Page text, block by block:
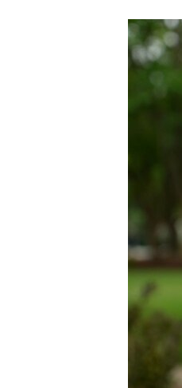
УКРАЇНСЬКА ПРОБЛЕМА КРИМУ